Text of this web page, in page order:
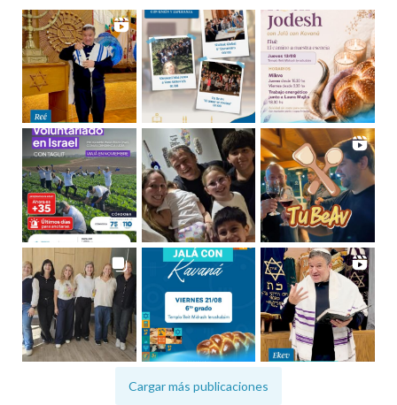
Cargar más publicaciones